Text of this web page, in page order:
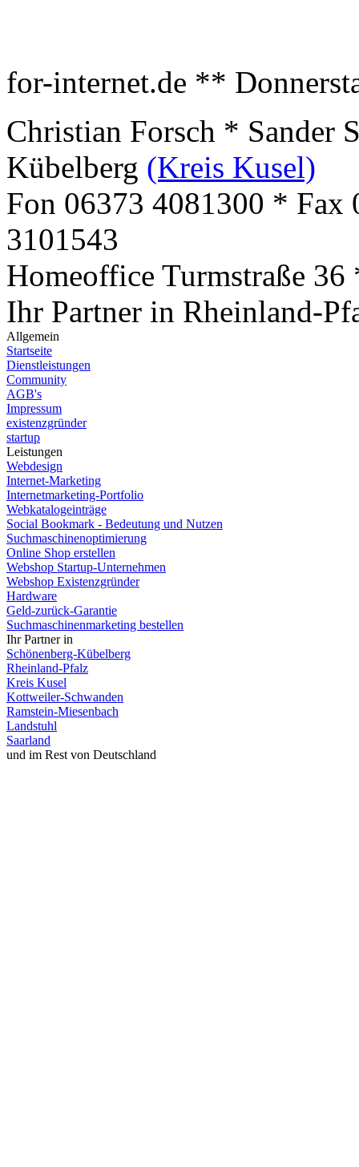
for-internet.de **
Christian Forsch * Sander
Kübelberg (Kreis Kusel)
Fon 06373 4081300 *
3101543
Homeoffice Turmstraße
Ihr Partner in Rheinland-
Allgemein
Startseite
Dienstleistungen
Community
AGB's
Impressum
existenzgründer
startup
Leistungen
Webdesign
Internet-Marketing
Internetmarketing-Portfolio
Webkatalogeinträge
Social Bookmark - Bedeutung und Nutzen
Suchmaschinenoptimierung
Online Shop erstellen
Webshop Startup-Unternehmen
Webshop Existenzgründer
Hardware
Geld-zurück-Garantie
Suchmaschinenmarketing bestellen
Ihr Partner in
Schönenberg-Kübelberg
Rheinland-Pfalz
Kreis Kusel
Kottweiler-Schwanden
Ramstein-Miesenbach
Landstuhl
Saarland
und im Rest von Deutschland